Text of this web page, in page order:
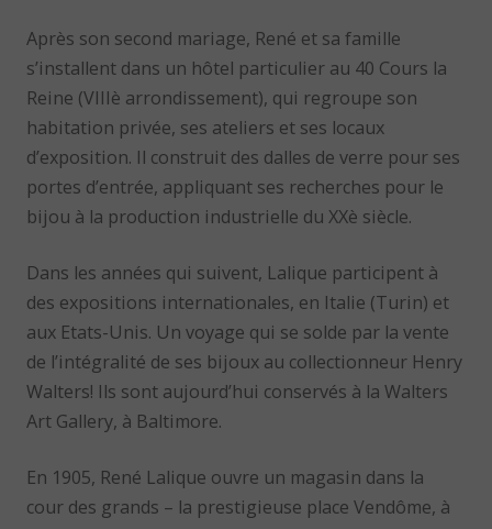
Après son second mariage, René et sa famille
s’installent dans un hôtel particulier au 40 Cours la
Reine (VIIIè arrondissement), qui regroupe son
habitation privée, ses ateliers et ses locaux
d’exposition. Il construit des dalles de verre pour ses
portes d’entrée, appliquant ses recherches pour le
bijou à la production industrielle du XXè siècle.
Dans les années qui suivent, Lalique participent à
des expositions internationales, en Italie (Turin) et
aux Etats-Unis. Un voyage qui se solde par la vente
de l’intégralité de ses bijoux au collectionneur Henry
Walters! Ils sont aujourd’hui conservés à la Walters
Art Gallery, à Baltimore.
En 1905, René Lalique ouvre un magasin dans la
cour des grands – la prestigieuse place Vendôme, à